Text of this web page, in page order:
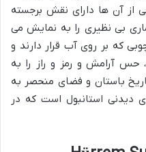
از آن ها دارای نقش برجسته
بی نظیری را به نمایش می
که بر روی آب قرار دارند و
آرامش و رمز و راز را به
تاریخ باستان و فضای منحصر به
دیدنی استانبول است که در